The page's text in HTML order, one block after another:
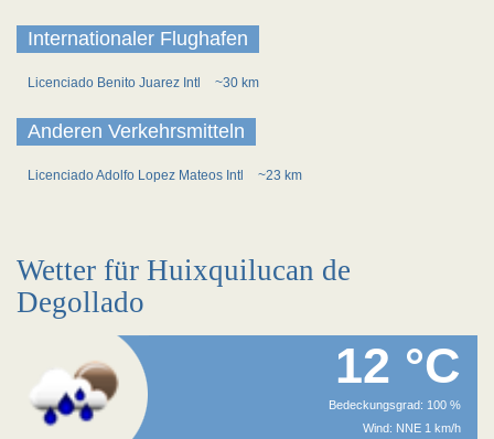
Internationaler Flughafen
Licenciado Benito Juarez Intl ~30 km
Anderen Verkehrsmitteln
Licenciado Adolfo Lopez Mateos Intl ~23 km
Wetter für Huixquilucan de
Degollado
12 °C
Bedeckungsgrad: 100 %
Wind: NNE 1 km/h